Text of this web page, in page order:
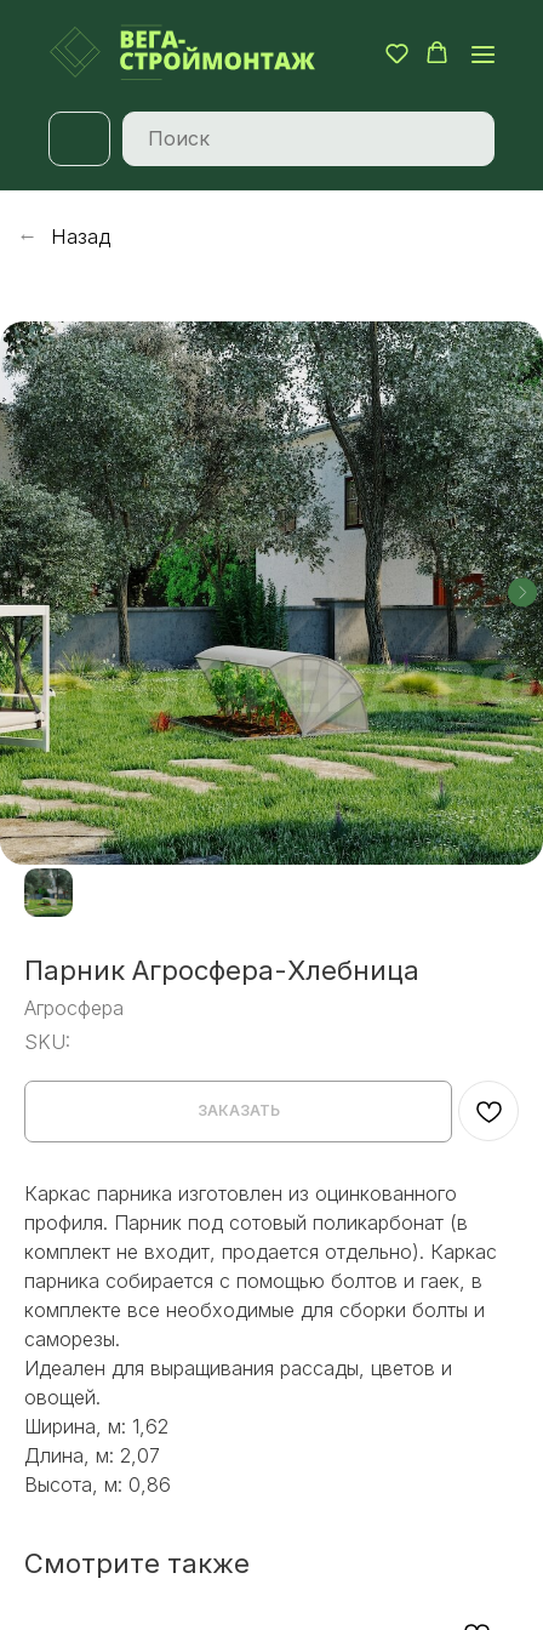
Назад
Парник Агросфера-Хлебница
Агросфера
SKU:
ЗАКАЗАТЬ
Каркас парника изготовлен из оцинкованного
профиля. Парник под сотовый поликарбонат (в
комплект не входит, продается отдельно). Каркас
парника собирается с помощью болтов и гаек, в
комплекте все необходимые для сборки болты и
саморезы.
Идеален для выращивания рассады, цветов и
овощей.
Ширина, м: 1,62
Длина, м: 2,07
Высота, м: 0,86
Смотрите также